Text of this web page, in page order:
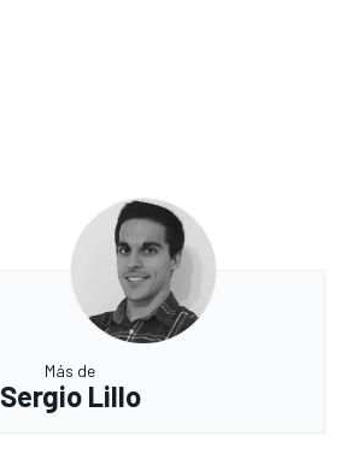
Más de
Sergio Lillo